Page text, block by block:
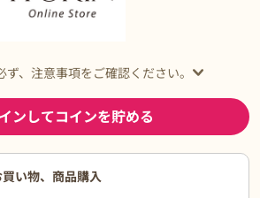
還元
ず、注意事項をご確認ください。
ンしてコインを貯める
買い物、商品購入